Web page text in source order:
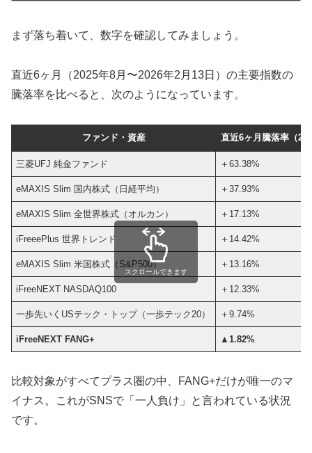
まず落ち着いて、数字を確認してみましょう。
直近6ヶ月（2025年8月〜2026年2月13日）の主要指数の
騰落率を比べると、次のようになっています。
ファンド・資産 直近6ヶ月騰落率（
三菱UFJ 純金ファンド ＋63.38%
eMAXIS Slim 国内株式（日経平均） ＋37.93%
eMAXIS Slim 全世界株式（オルカン） ＋17.13%
iFreeePlus 世界トレンド ＋14.42%
eMAXIS Slim 米国株式（S&P500） ＋13.16%
iFreeNEXT NASDAQ100 ＋12.33%
一歩先いくUSテック・トップ（一歩テック20） ＋9.74%
iFreeNEXT FANG+ ▲1.82%
スクロールできます
比較対象がすべてプラス圏の中、FANG+だけが唯一のマ
イナス。これがSNSで「一人負け」と言われている状況
です。